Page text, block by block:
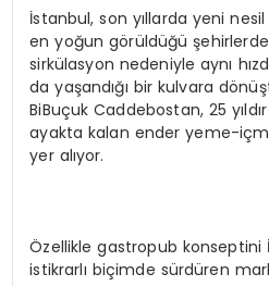
İstanbul, son yıllarda yeni nesil
en yoğun görüldüğü
sirkülasyon nedeniyle aynı
da yaşandığı bir kulvara
BiBuçuk Caddebostan, 25
ayakta kalan ender yeme-
yer alıyor.
Özellikle gastropub konseptini
istikrarlı biçimde sürdüren